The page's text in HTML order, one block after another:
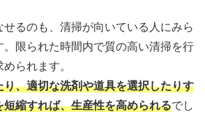
るのも、清掃が向いている人にみら
限られた時間内で質の高い清掃を行
られます。
、適切な洗剤や道具を選択したりす
縮すれば、生産性を高められるでし